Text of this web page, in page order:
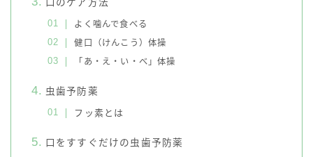
口のケア方法
よく噛んで食べる
健口（けんこう）体操
「あ・え・い・べ」体操
虫歯予防薬
フッ素とは
口をすすぐだけの虫歯予防薬